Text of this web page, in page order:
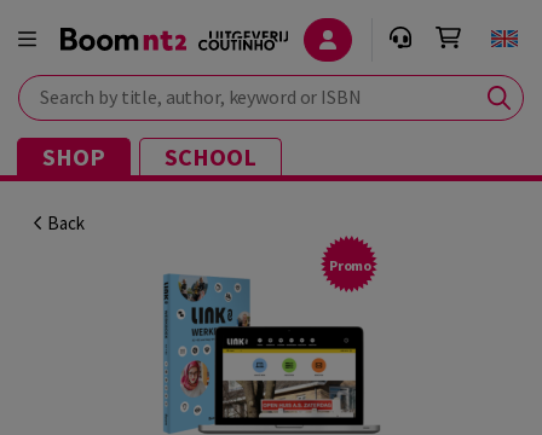
Search by title, author, keyword or ISBN
SHOP SCHOOL
Back
Promo